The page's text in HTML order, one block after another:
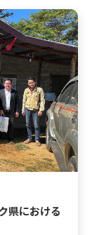
県における